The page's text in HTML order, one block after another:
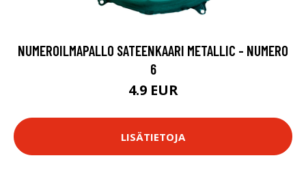
NUMEROILMAPALLO SATEENKAARI METALLIC - NUMERO
6
4.9 EUR
LISÄTIETOJA